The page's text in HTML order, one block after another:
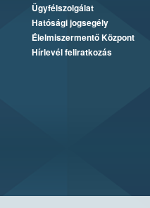
Ügyfélszolgálat
Hatósági jogsegély
Élelmiszermentő Központ
Hírlevél feliratkozás